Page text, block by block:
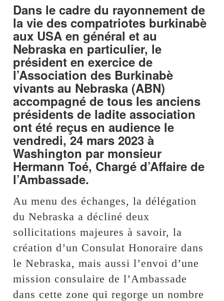
Dans le cadre du rayonnement de
la vie des compatriotes burkinabè
aux USA en général et au
Nebraska en particulier, le
président en exercice de
l’Association des Burkinabè
vivants au Nebraska (ABN)
accompagné de tous les anciens
présidents de ladite association
ont été reçus en audience le
vendredi, 24 mars 2023 à
Washington par monsieur
Hermann Toé, Chargé d’Affaire de
l’Ambassade.
Au menu des échanges, la délégation
du Nebraska a décliné deux
sollicitations majeures à savoir, la
création d’un Consulat Honoraire dans
le Nebraska, mais aussi l’envoi d’une
mission consulaire de l’Ambassade
dans cette zone qui regorge un nombre